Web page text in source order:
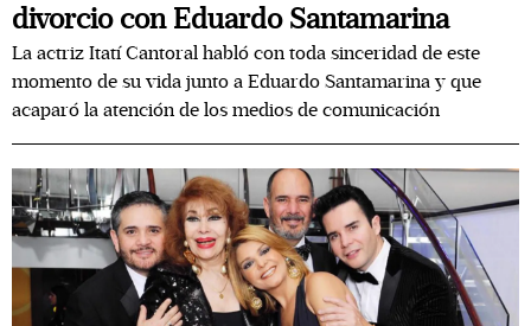
divorcio con Eduardo Santamarina
La actriz Itatí Cantoral habló con toda sinceridad de este
momento de su vida junto a Eduardo Santamarina y que
acaparó la atención de los medios de comunicación